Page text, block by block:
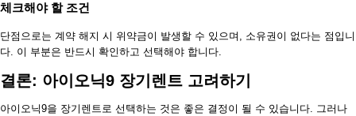
체크해야 할 조건
단점으로는 계약 해지 시 위약금이 발생할 수 있으며, 소유권이 없다는 점입니
다. 이 부분은 반드시 확인하고 선택해야 합니다.
결론: 아이오닉9 장기렌트 고려하기
아이오닉9을 장기렌트로 선택하는 것은 좋은 결정이 될 수 있습니다. 그러나